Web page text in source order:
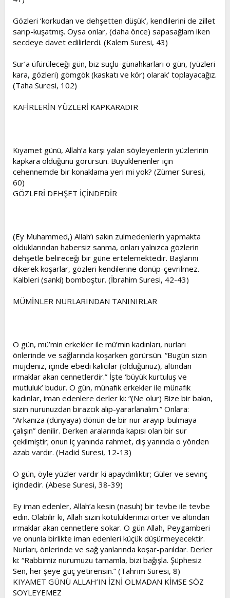
Gözleri ‘korkudan ve dehşetten düşük’, kendilerini de zillet
sarıp-kuşatmış. Oysa onlar, (daha önce) sapasağlam iken
secdeye davet edilirlerdi. (Kalem Suresi, 43)
Sur’a üfürüleceği gün, biz suçlu-günahkarları o gün, (yüzleri
kara, gözleri) gömgök (kaskatı ve kör) olarak’ toplayacağız.
(Taha Suresi, 102)
KAFİRLERİN YÜZLERİ KAPKARADIR
Kıyamet günü, Allah’a karşı yalan söyleyenlerin yüzlerinin
kapkara olduğunu görürsün. Büyüklenenler için
cehennemde bir konaklama yeri mi yok? (Zümer Suresi,
60)
GÖZLERİ DEHŞET İÇİNDEDİR
(Ey Muhammed,) Allah’ı sakın zulmedenlerin yapmakta
olduklarından habersiz sanma, onları yalnızca gözlerin
dehşetle belireceği bir güne ertelemektedir. Başlarını
dikerek koşarlar, gözleri kendilerine dönüp-çevrilmez.
Kalbleri (sanki) bomboştur. (İbrahim Suresi, 42-43)
MÜMİNLER NURLARINDAN TANINIRLAR
O gün, mü’min erkekler ile mü’min kadınları, nurları
önlerinde ve sağlarında koşarken görürsün. “Bugün sizin
müjdeniz, içinde ebedi kalıcılar (olduğunuz), altından
ırmaklar akan cennetlerdir.” İşte ‘büyük kurtuluş ve
mutluluk’ budur. O gün, münafık erkekler ile münafık
kadınlar, iman edenlere derler ki: “(Ne olur) Bize bir bakın,
sizin nurunuzdan birazcık alıp-yararlanalım.” Onlara:
“Arkanıza (dünyaya) dönün de bir nur arayıp-bulmaya
çalışın” denilir. Derken aralarında kapısı olan bir sur
çekilmiştir; onun iç yanında rahmet, dış yanında o yönden
azab vardır. (Hadid Suresi, 12-13)
O gün, öyle yüzler vardır ki apaydınlıktır; Güler ve sevinç
içindedir. (Abese Suresi, 38-39)
Ey iman edenler, Allah’a kesin (nasuh) bir tevbe ile tevbe
edin. Olabilir ki, Allah sizin kötülüklerinizi örter ve altından
ırmaklar akan cennetlere sokar. O gün Allah, Peygamberi
ve onunla birlikte iman edenleri küçük düşürmeyecektir.
Nurları, önlerinde ve sağ yanlarında koşar-parıldar. Derler
ki: “Rabbimiz nurumuzu tamamla, bizi bağışla. Şüphesiz
Sen, her şeye güç yetirensin.” (Tahrim Suresi, 8)
KIYAMET GÜNÜ ALLAH’IN İZNİ OLMADAN KİMSE SÖZ
SÖYLEYEMEZ